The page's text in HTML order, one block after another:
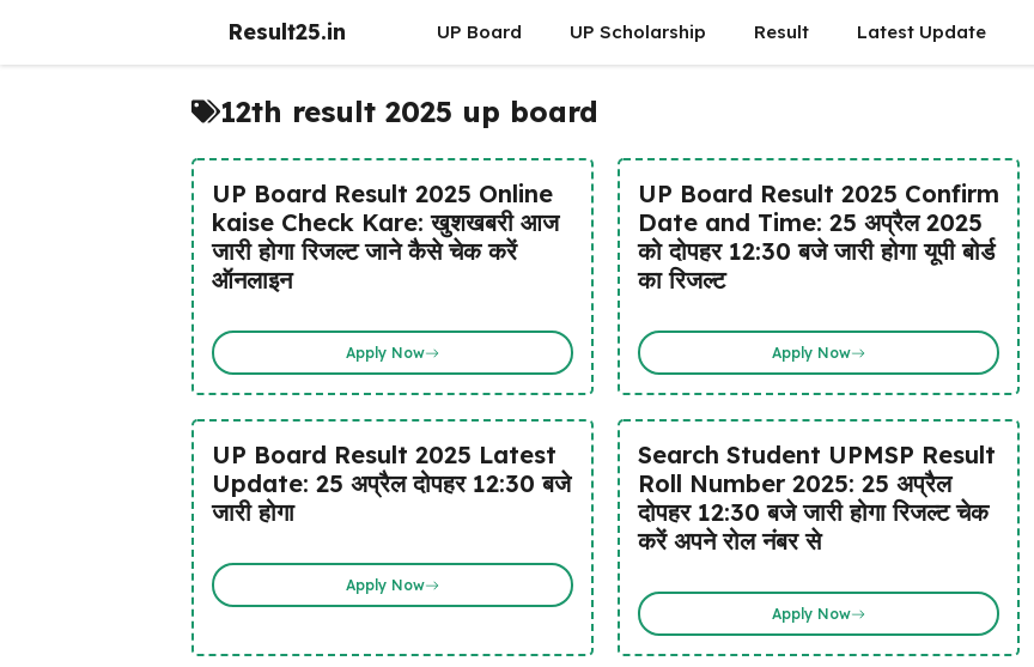
Result25.in UP Board UP Scholarship Result Latest Update
12th result 2025 up board
UP Board Result 2025 Online
kaise Check Kare: खुशखबरी आज
जारी होगा रिजल्ट जाने कैसे चेक करें
ऑनलाइन
Apply Now
UP Board Result 2025 Confirm
Date and Time: 25 अप्रैल 2025
को दोपहर 12:30 बजे जारी होगा यूपी बोर्ड
का रिजल्ट
Apply Now
UP Board Result 2025 Latest
Update: 25 अप्रैल दोपहर 12:30 बजे
जारी होगा
Apply Now
Search Student UPMSP Result
Roll Number 2025: 25 अप्रैल
दोपहर 12:30 बजे जारी होगा रिजल्ट चेक
करें अपने रोल नंबर से
Apply Now